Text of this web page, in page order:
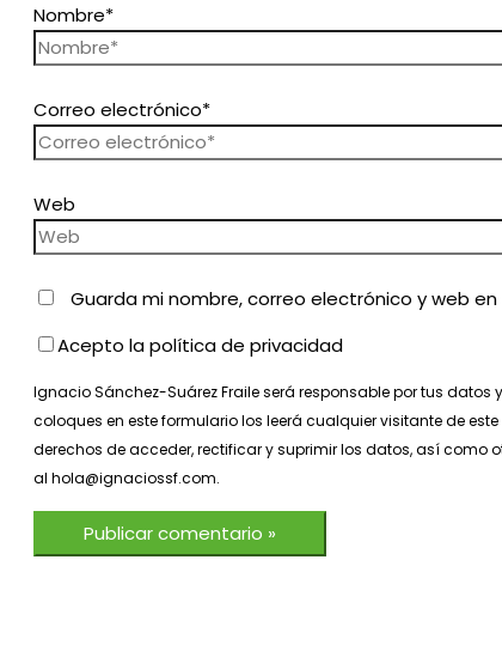
Nombre*
Correo electrónico*
Web
Guarda mi nombre, correo electrónico y web
Acepto la política de privacidad
Ignacio Sánchez-Suárez Fraile será responsable por tus
coloques en este formulario los leerá cualquier visitante de
derechos de acceder, rectificar y suprimir los datos, así como
al hola@ignaciossf.com.